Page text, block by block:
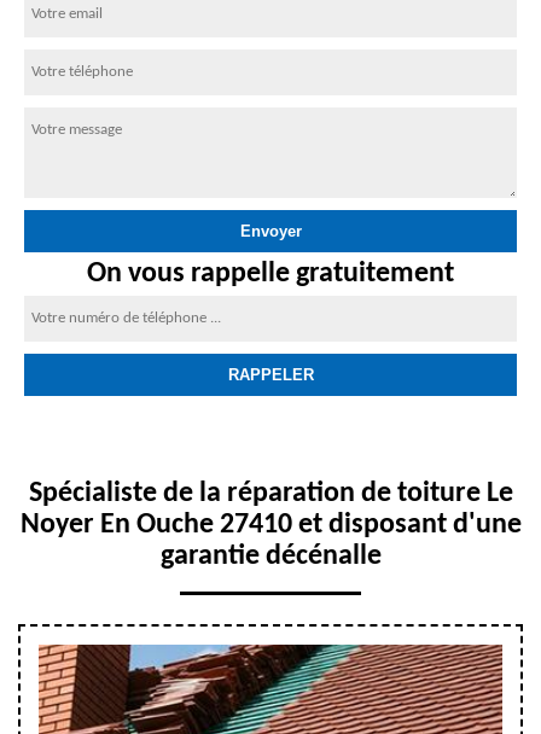
On vous rappelle gratuitement
Spécialiste de la réparation de toiture Le
Noyer En Ouche 27410 et disposant d'une
garantie décénalle